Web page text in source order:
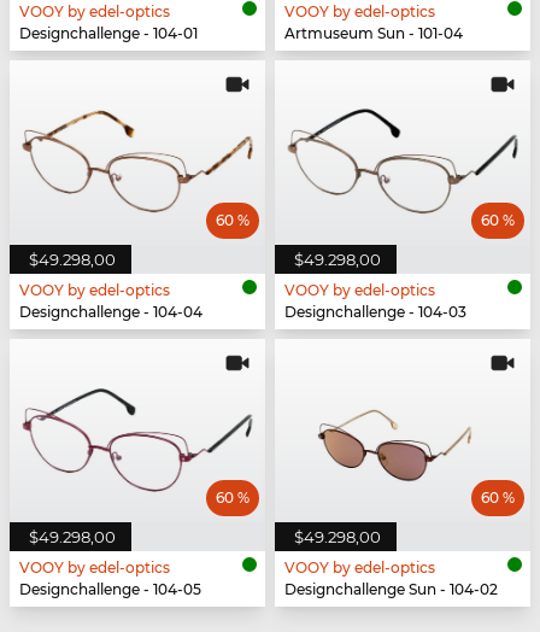
VOOY by edel-optics
Designchallenge - 104-01
VOOY by edel-optics
Artmuseum Sun - 101-04
$49.298,00
60 %
VOOY by edel-optics
Designchallenge - 104-04
$49.298,00
60 %
VOOY by edel-optics
Designchallenge - 104-03
$49.298,00
60 %
VOOY by edel-optics
Designchallenge - 104-05
$49.298,00
60 %
VOOY by edel-optics
Designchallenge Sun - 104-02